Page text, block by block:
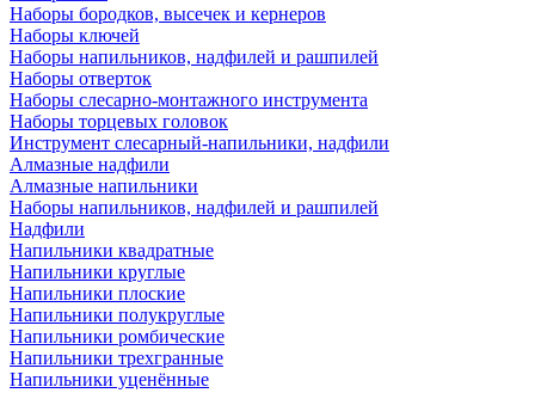
Наборы бородков, высечек и кернеров
Наборы ключей
Наборы напильников, надфилей и рашпилей
Наборы отверток
Наборы слесарно-монтажного инструмента
Наборы торцевых головок
Инструмент слесарный-напильники, надфили
Алмазные надфили
Алмазные напильники
Наборы напильников, надфилей и рашпилей
Надфили
Напильники квадратные
Напильники круглые
Напильники плоские
Напильники полукруглые
Напильники ромбические
Напильники трехгранные
Напильники уценённые